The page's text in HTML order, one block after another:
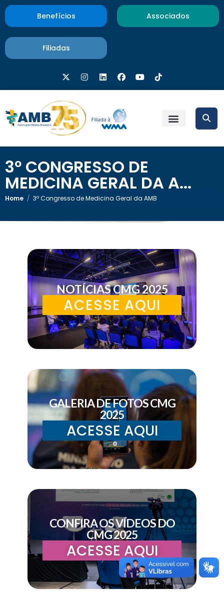
Benefícios Associados
Filiadas
3º CONGRESSO DE
MEDICINA GERAL DA A...
Home / 3º Congresso de Medicina Geral da AMB
NOTÍCIAS CMG 2025
ACESSE AQUI
GALERIA DE FOTOS CMG
2025
ACESSE AQUI
CONFIRA OS VÍDEOS DO
CMG 2025
ACESSE AQUI